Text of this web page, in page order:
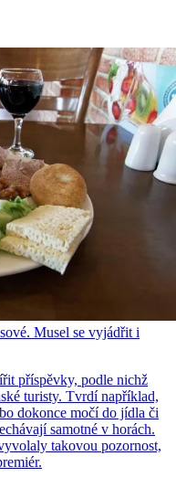
Musel se vyjádřit i
příspěvky, podle nichž
turisty. Tvrdí například,
dokonce močí do jídla či
samotné v horách.
takovou pozornost,